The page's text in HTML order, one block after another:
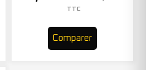
TTC
Comparer